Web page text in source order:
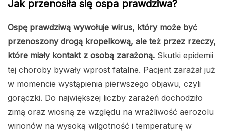
Jak przenosiła się ospa prawdziwa?
Ospę prawdziwą wywołuje wirus, który może być
przenoszony drogą kropelkową, ale też przez rzeczy,
które miały kontakt z osobą zarażoną. Skutki epidemii
tej choroby bywały wprost fatalne. Pacjent zarażał już
w momencie wystąpienia pierwszego objawu, czyli
gorączki. Do największej liczby zarażeń dochodziło
zimą oraz wiosną ze względu na wrażliwość aerozolu
wirionów na wysoką wilgotność i temperaturę w